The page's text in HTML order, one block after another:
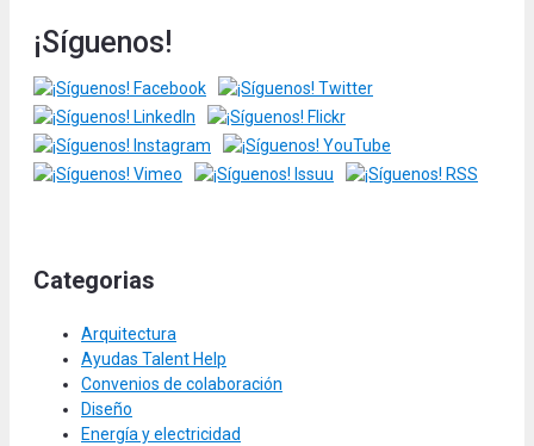
¡Síguenos!
Categorias
Arquitectura
Ayudas Talent Help
Convenios de colaboración
Diseño
Energía y electricidad